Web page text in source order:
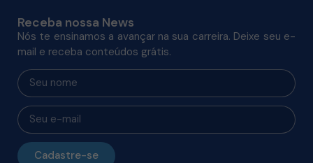
Receba nossa News
Nós te ensinamos a avançar na sua carreira. Deixe seu e-
mail e receba conteúdos grátis.
Cadastre-se